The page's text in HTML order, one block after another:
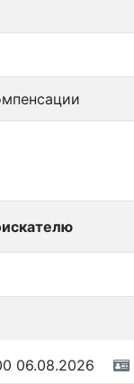
06.08.2026